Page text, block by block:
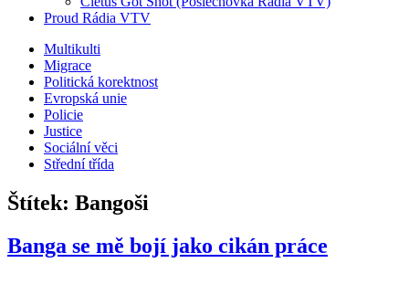
Proud Rádia VTV
Sub
menu
Multikulti
Migrace
Politická korektnost
Evropská unie
Policie
Justice
Sociální věci
Střední třída
Štítek: Bangoši
Banga se mě bojí jako cikán práce